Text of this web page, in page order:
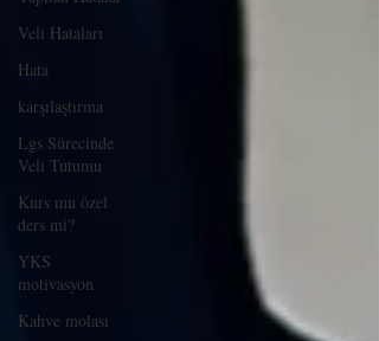
Veli Hataları
Hata
karşılaştırma
Lgs Sürecinde
Veli Tutumu
Kurs mu özel
ders mi?
YKS
motivasyon
Kahve molası